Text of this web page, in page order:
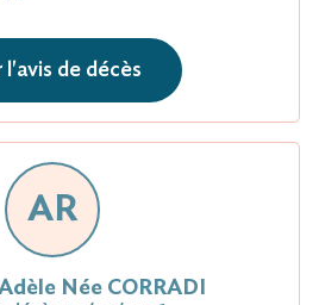
l'avis de décès
AR
Née CORRADI